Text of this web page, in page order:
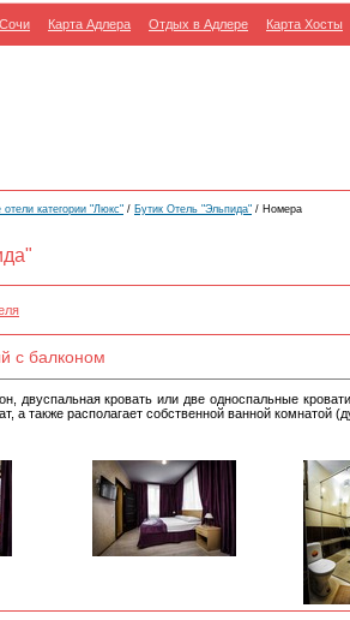
Карта Адлера Отдых в Адлере Карта Хосты
отели категории "Люкс" / Бутик Отель "Эльпида" / Номера
с балконом
двуспальная кровать или две односпальные
а также располагает собственной ванной комнатой